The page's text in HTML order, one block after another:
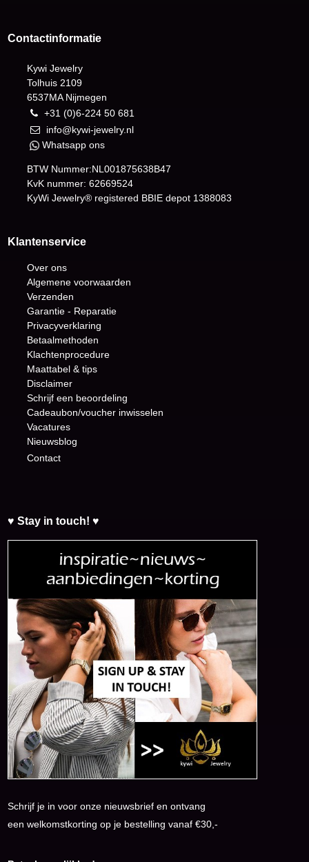
Contactinformatie
Kywi Jewelry
Tolhuis 2109
6537MA Nijmegen
+31 (0)6-224 50 681
info@kywi-jewelry.nl
Whatsapp ons
BTW Nummer:NL001875638B47
KvK nummer: 62669524
KyWi Jewelry® registered BBIE depot 1388083
Klantenservice
Over ons
Algemene voorwaarden
Verzenden
Garantie - Reparatie
Privacyverklaring
Betaalmethoden
Klachtenprocedure
Maattabel & tips
Disclaimer
Schrijf een beoordeling
Cadeaubon/voucher inwisselen
Vacatures
Nieuwsblog
Contact
♥ Stay in touch! ♥
Schrijf je in voor onze nieuwsbrief en ontvang
een welkomstkorting op je bestelling vanaf €30,-